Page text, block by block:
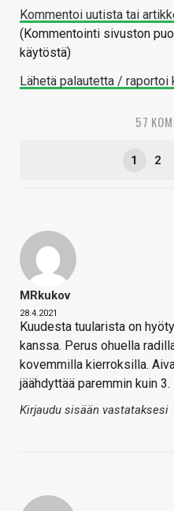
Kommentoi uutista tai
(Kommentointi sivuston
käytöstä)
Lähetä palautetta /
57
1 2
MRkukov
28.4.2021
Kuudesta tuularista on
kanssa. Perus ohuella
kovemmilla kierroksilla.
jäähdyttää paremmin kuin 3.
Kirjaudu sisään vastataksesi